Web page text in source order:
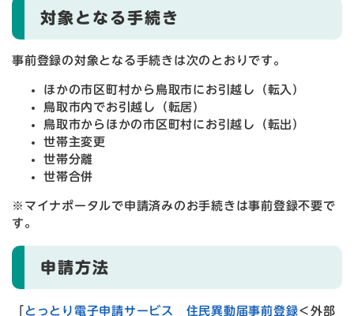
対象となる手続き
事前登録の対象となる手続きは次のとおりです。
ほかの市区町村から鳥取市にお引越し（転入）
鳥取市内でお引越し（転居）
鳥取市からほかの市区町村にお引越し（転出）
世帯主変更
世帯分離
世帯合併
※マイナポータルで申請済みのお手続きは事前登録不要で
す。
申請方法
「とっとり電子申請サービス 住民異動届事前登録＜外部